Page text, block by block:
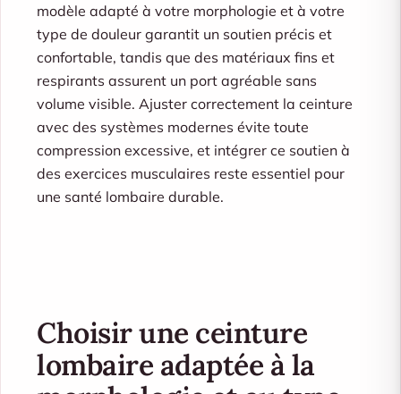
modèle adapté à votre morphologie et à votre
type de douleur garantit un soutien précis et
confortable, tandis que des matériaux fins et
respirants assurent un port agréable sans
volume visible. Ajuster correctement la ceinture
avec des systèmes modernes évite toute
compression excessive, et intégrer ce soutien à
des exercices musculaires reste essentiel pour
une santé lombaire durable.
Choisir une ceinture
lombaire adaptée à la